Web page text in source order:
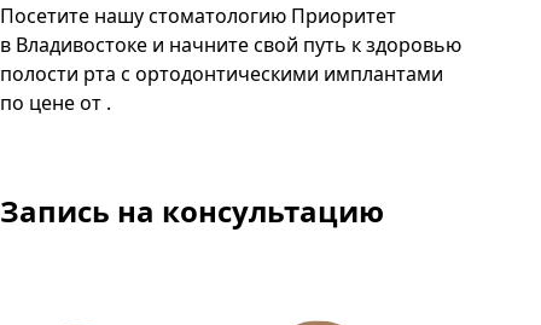
Посетите нашу стоматологию Приоритет
в Владивостоке и начните свой путь к здоровью
полости рта с ортодонтическими имплантами
по цене от .
Запись на консультацию